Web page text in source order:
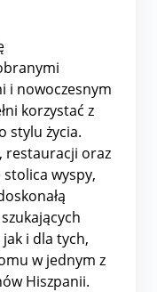
i nowoczesnym
korzystać z
stylu życia.
restauracji oraz
stolica wyspy,
i dla tych,
w jednym z
Hiszpanii.